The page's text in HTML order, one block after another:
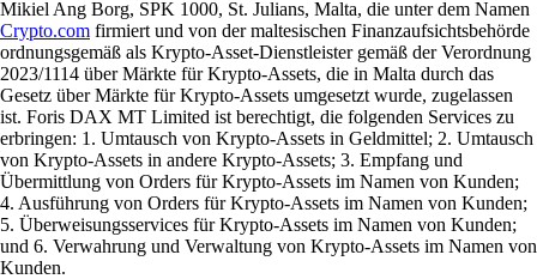
Mikiel Ang Borg, SPK 1000, St. Julians, Malta, die unter dem Namen
Crypto.com firmiert und von der maltesischen Finanzaufsichtsbehörde
ordnungsgemäß als Krypto-Asset-Dienstleister gemäß der Verordnung
2023/1114 über Märkte für Krypto-Assets, die in Malta durch das
Gesetz über Märkte für Krypto-Assets umgesetzt wurde, zugelassen
ist. Foris DAX MT Limited ist berechtigt, die folgenden Services zu
erbringen: 1. Umtausch von Krypto-Assets in Geldmittel; 2. Umtausch
von Krypto-Assets in andere Krypto-Assets; 3. Empfang und
Übermittlung von Orders für Krypto-Assets im Namen von Kunden;
4. Ausführung von Orders für Krypto-Assets im Namen von Kunden;
5. Überweisungsservices für Krypto-Assets im Namen von Kunden;
und 6. Verwahrung und Verwaltung von Krypto-Assets im Namen von
Kunden.